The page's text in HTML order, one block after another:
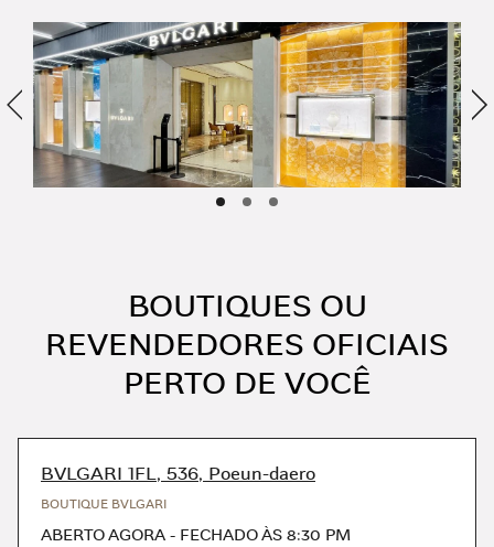
Anterior
BOUTIQUES OU
REVENDEDORES OFICIAIS
PERTO DE VOCÊ
BVLGARI 1FL, 536, Poeun-daero
BOUTIQUE BVLGARI
ABERTO AGORA - FECHADO ÀS 8:30 PM